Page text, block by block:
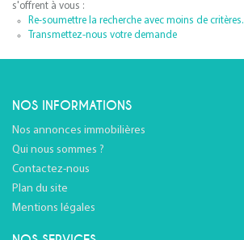
s'offrent à vous :
Re-soumettre la recherche avec moins de critères.
Transmettez-nous votre demande
NOS INFORMATIONS
Nos annonces immobilières
Qui nous sommes ?
Contactez-nous
Plan du site
Mentions légales